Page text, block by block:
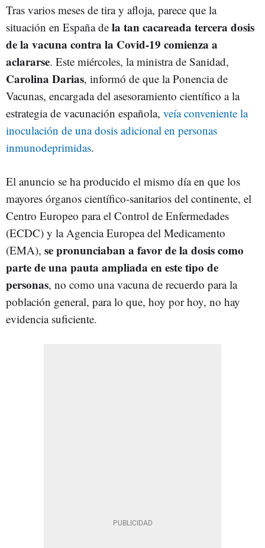
Tras varios meses de tira y afloja, parece que la
situación en España de la tan cacareada tercera dosis
de la vacuna contra la Covid-19 comienza a
aclararse. Este miércoles, la ministra de Sanidad,
Carolina Darias, informó de que la Ponencia de
Vacunas, encargada del asesoramiento científico a la
estrategia de vacunación española, veía conveniente la
inoculación de una dosis adicional en personas
inmunodeprimidas.
El anuncio se ha producido el mismo día en que los
mayores órganos científico-sanitarios del continente, el
Centro Europeo para el Control de Enfermedades
(ECDC) y la Agencia Europea del Medicamento
(EMA), se pronunciaban a favor de la dosis como
parte de una pauta ampliada en este tipo de
personas, no como una vacuna de recuerdo para la
población general, para lo que, hoy por hoy, no hay
evidencia suficiente.